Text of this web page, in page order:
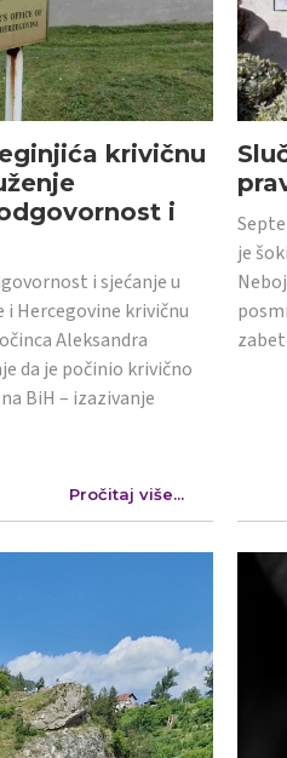
krivičnu
i
i sjećanje u
i Hercegovine krivičnu
Aleksandra
da je počinio krivično
BiH – izazivanje
Pročitaj više...
je